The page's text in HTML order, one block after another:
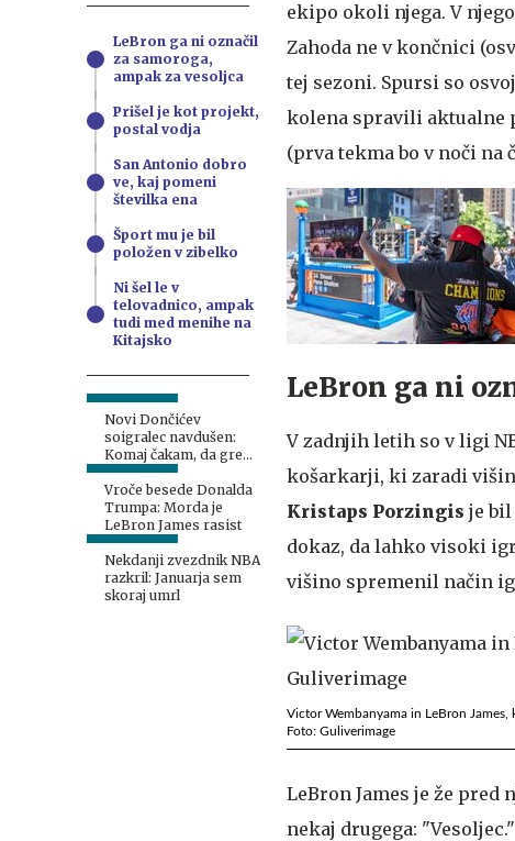
LeBron ga ni označil
za samoroga,
ampak za vesoljca
Prišel je kot projekt,
postal vodja
San Antonio dobro
ve, kaj pomeni
številka ena
Šport mu je bil
položen v zibelko
Ni šel le v
telovadnico, ampak
tudi med menihe na
Kitajsko
Novi Dončićev
soigralec navdušen:
Komaj čakam, da grem
v Slovenijo
Vroče besede Donalda
Trumpa: Morda je
LeBron James rasist
Nekdanji zvezdnik NBA
razkril: Januarja sem
skoraj umrl
ekipo okoli njega. V
Zahoda ne v končnici
tej sezoni. Spursi so
kolena spravili aktualne
(prva tekma bo v noči na
LeBron ga ni
V zadnjih letih so v ligi
košarkarji, ki zaradi
Kristaps Porzingis je
dokaz, da lahko visoki
višino spremenil način
Victor Wembanyama in LeBron James,
Foto: Guliverimage
LeBron James je že
nekaj drugega: